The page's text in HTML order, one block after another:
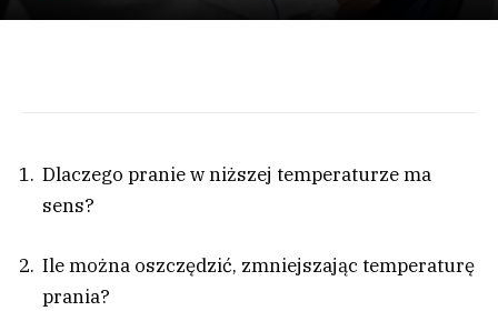
Dlaczego pranie w niższej temperaturze ma
sens?
Ile można oszczędzić, zmniejszając temperaturę
prania?